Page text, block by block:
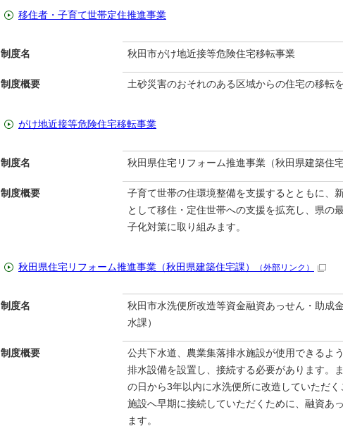
移住者・子育て世帯定住推進事業
制度名 秋田市がけ地近接等危険住宅移転事業
制度概要 土砂災害のおそれのある区域からの住宅の移転
がけ地近接等危険住宅移転事業
制度名 秋田県住宅リフォーム推進事業（秋田県建築住宅
制度概要
子育て世帯の住環境整備を支援するとともに、
として移住・定住世帯への支援を拡充し、県の
子化対策に取り組みます。
秋田県住宅リフォーム推進事業（秋田県建築住宅課） （外部リンク）
制度名
秋田市水洗便所改造等資金融資あっせん・助成
水課）
制度概要
公共下水道、農業集落排水施設が使用できるよ
排水設備を設置し、接続する必要があります。
の日から3年以内に水洗便所に改造していただ
施設へ早期に接続していただくために、融資あ
ます。